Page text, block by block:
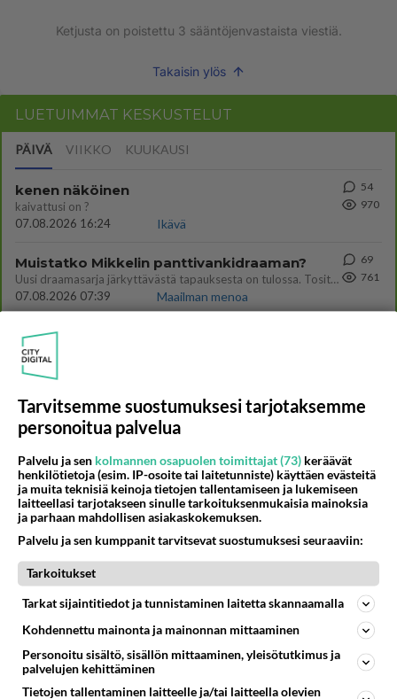
Ketjusta on poistettu 3 sääntöjenvastaista viestiä.
Takaisin ylös
LUETUIMMAT KESKUSTELUT
PÄIVÄ VIIKKO KUUKAUSI
kenen näköinen
kaivattusi on ?
07.08.2026 16:24
Ikävä
54
970
Muistatko Mikkelin panttivankidraaman?
Uusi draamasarja järkyttävästä tapauksesta on tulossa. Tositapahtumiin perustuva sarja ammentaa vuoden 1986 Mikkelin pan
07.08.2026 07:39
Maailman menoa
69
761
07.08.2026 12:07
Mitä haluaisit kysyä tänään
Kaivatultasi? Anna jokin tunniste itsestäni tai hänestä.
07.08.2026 13:15
61
En välitä sinusta yhtään
Olet pelkkä itsestään liikoja luuleva ämmä. Kierrän sinut kaukaa nyt ja aina. Olit mulle pelkkä lelu vaan.
07.08.2026 17:14
Ikävä
47
mitenkään nätti 🤣🤣🤣🤣🤣
08.08.2026 19:19
Ikävä
633
07.08.2026 07:20
Kotimaiset julkkisjuorut
7
606
33
Tarvitsemme suostumuksesi tarjotaksemme
personoitua palvelua
Palvelu ja sen kolmannen osapuolen toimittajat (73) keräävät
henkilötietoja (esim. IP-osoite tai laitetunniste) käyttäen evästeitä
ja muita teknisiä keinoja tietojen tallentamiseen ja lukemiseen
laitteellasi tarjotakseen sinulle tarkoituksenmukaisia mainoksia
ja parhaan mahdollisen asiakaskokemuksen.
Palvelu ja sen kumppanit tarvitsevat suostumuksesi seuraaviin:
Tarkoitukset
Tarkat sijaintitiedot ja tunnistaminen laitetta skannaamalla
Kohdennettu mainonta ja mainonnan mittaaminen
Personoitu sisältö, sisällön mittaaminen, yleisötutkimus ja
palvelujen kehittäminen
Tietojen tallentaminen laitteelle ja/tai laitteella olevien